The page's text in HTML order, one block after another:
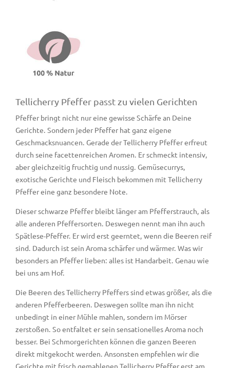
Tellicherry Pfeffer passt zu vielen Gerichten
Pfeffer bringt nicht nur eine gewisse Schärfe an Deine
Gerichte. Sondern jeder Pfeffer hat ganz eigene
Geschmacksnuancen. Gerade der Tellicherry Pfeffer erfreut
durch seine facettenreichen Aromen. Er schmeckt intensiv,
aber gleichzeitig fruchtig und nussig. Gemüsecurrys,
exotische Gerichte und Fleisch bekommen mit Tellicherry
Pfeffer eine ganz besondere Note.
Dieser schwarze Pfeffer bleibt länger am Pfefferstrauch, als
alle anderen Pfeffersorten. Deswegen nennt man ihn auch
Spätlese-Pfeffer. Er wird erst geerntet, wenn die Beeren reif
sind. Dadurch ist sein Aroma schärfer und wärmer. Was wir
besonders an Pfeffer lieben: alles ist Handarbeit. Genau wie
bei uns am Hof.
Die Beeren des Tellicherry Pfeffers sind etwas größer, als die
anderen Pfefferbeeren. Deswegen sollte man ihn nicht
unbedingt in einer Mühle mahlen, sondern im Mörser
zerstoßen. So entfaltet er sein sensationelles Aroma noch
besser. Bei Schmorgerichten können die ganzen Beeren
direkt mitgekocht werden. Ansonsten empfehlen wir die
Gerichte mit frisch gemahlenen Tellicherry Pfeffer erst am